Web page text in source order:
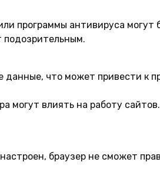
программы антивируса могут
подозрительным.
данные, что может привести к
могут влиять на работу
настроен, браузер не сможет